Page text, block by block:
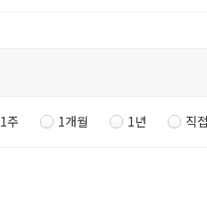
1주 1개월 1년 직